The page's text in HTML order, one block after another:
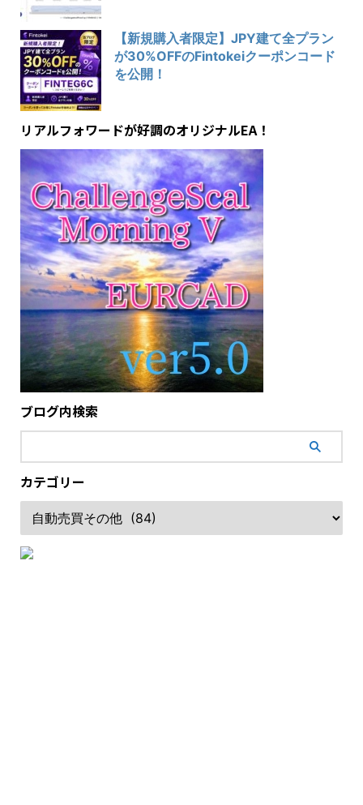
【新規購入者限定】JPY建て全プラン
が30%OFFのFintokeiクーポンコード
を公開！
リアルフォワードが好調のオリジナルEA！
ブログ内検索
カテゴリー